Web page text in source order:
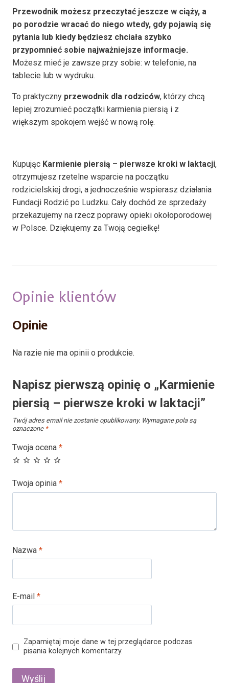
Przewodnik możesz przeczytać jeszcze w ciąży, a
po porodzie wracać do niego wtedy, gdy pojawią się
pytania lub kiedy będziesz chciała szybko
przypomnieć sobie najważniejsze informacje.
Możesz mieć je zawsze przy sobie: w telefonie, na
tablecie lub w wydruku.
To praktyczny przewodnik dla rodziców, którzy chcą
lepiej zrozumieć początki karmienia piersią i z
większym spokojem wejść w nową rolę.
Kupując Karmienie piersią – pierwsze kroki w laktacji,
otrzymujesz rzetelne wsparcie na początku
rodzicielskiej drogi, a jednocześnie wspierasz działania
Fundacji Rodzić po Ludzku. Cały dochód ze sprzedaży
przekazujemy na rzecz poprawy opieki okołoporodowej
w Polsce. Dziękujemy za Twoją cegiełkę!
Opinie klientów
Opinie
Na razie nie ma opinii o produkcie.
Napisz pierwszą opinię o „Karmienie
piersią – pierwsze kroki w laktacji”
Twój adres email nie zostanie opublikowany. Wymagane pola są
oznaczone *
Twoja ocena *
Twoja opinia *
Nazwa *
E-mail *
Zapamiętaj moje dane w tej przeglądarce podczas
pisania kolejnych komentarzy.